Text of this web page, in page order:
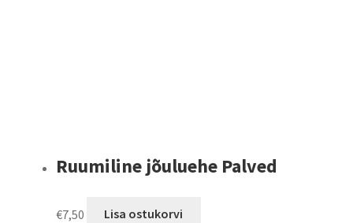
Ruumiline jõuluehe Palved
€7,50 Lisa ostukorvi